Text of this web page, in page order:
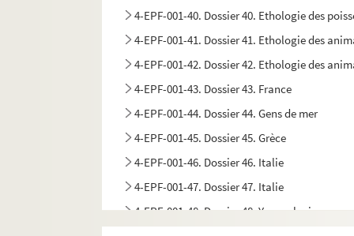
4-EPF-001-40. Dossier 40. Ethologie des
4-EPF-001-41. Dossier 41. Ethologie des
4-EPF-001-42. Dossier 42. Ethologie des
4-EPF-001-43. Dossier 43. France
4-EPF-001-44. Dossier 44. Gens de mer
4-EPF-001-45. Dossier 45. Grèce
4-EPF-001-46. Dossier 46. Italie
4-EPF-001-47. Dossier 47. Italie
4-EPF-001-48. Dossier 48. Yougoslavie